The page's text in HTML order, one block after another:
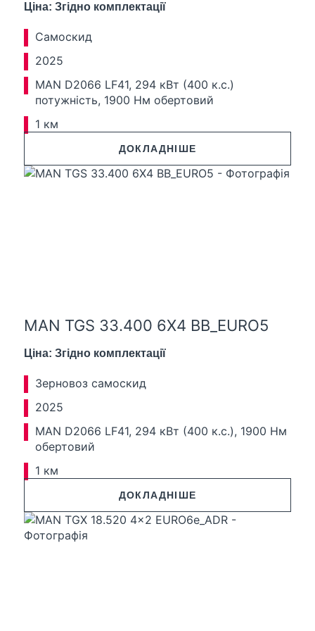
Ціна: Згідно комплектації
Самоскид
2025
MAN D2066 LF41, 294 кВт (400 к.с.)
потужність, 1900 Нм обертовий
1 км
ДОКЛАДНІШЕ
MAN TGS 33.400 6X4 BB_EURO5
Ціна: Згідно комплектації
Зерновоз самоскид
2025
MAN D2066 LF41, 294 кВт (400 к.с.), 1900 Нм
обертовий
1 км
ДОКЛАДНІШЕ